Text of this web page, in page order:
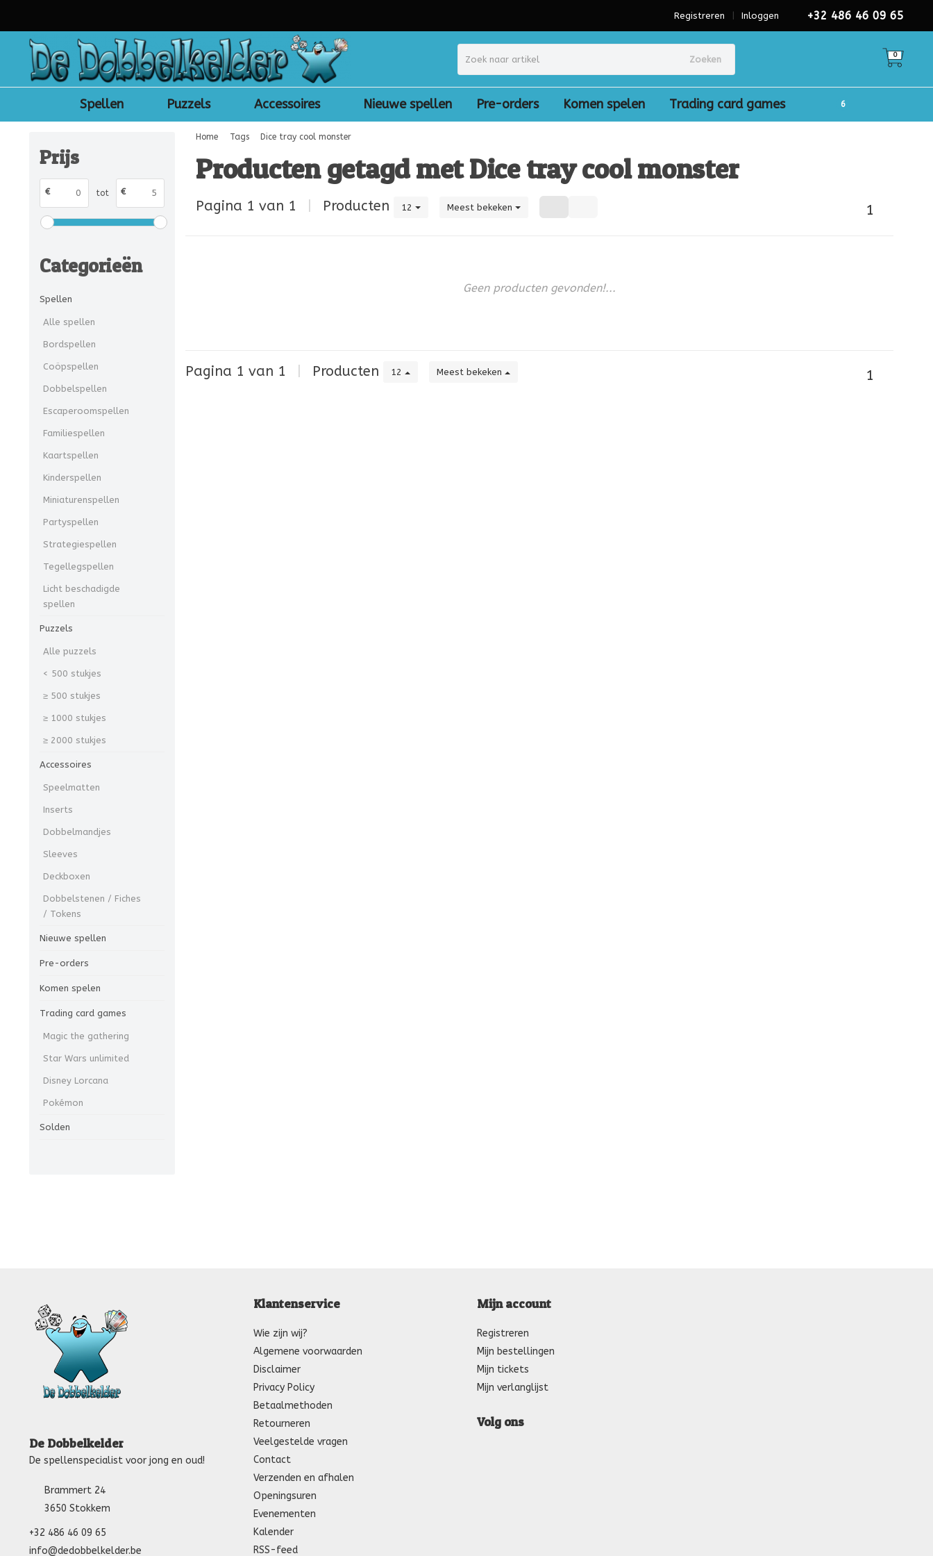
+32 486 46 09 65
Inloggen
Registreren
Zoeken 0
Spellen Puzzels Accessoires Nieuwe spellen Pre-orders Komen spelen Trading card games
Prijs
€ tot €
Categorieën
Spellen
Alle spellen
Bordspellen
Coöpspellen
Dobbelspellen
Escaperoomspellen
Familiespellen
Kaartspellen
Kinderspellen
Miniaturenspellen
Partyspellen
Strategiespellen
Tegellegspellen
Licht beschadigde
spellen
Puzzels
Alle puzzels
< 500 stukjes
≥ 500 stukjes
≥ 1000 stukjes
≥ 2000 stukjes
Accessoires
Speelmatten
Inserts
Dobbelmandjes
Sleeves
Deckboxen
Dobbelstenen / Fiches
/ Tokens
Nieuwe spellen
Pre-orders
Komen spelen
Trading card games
Magic the gathering
Star Wars unlimited
Disney Lorcana
Pokémon
Solden
Home Tags Dice tray cool monster
Producten getagd met Dice tray cool monster
Pagina 1 van 1 Producten 12 Meest bekeken 1
Geen producten gevonden!...
Pagina 1 van 1 Producten 12 Meest bekeken 1
De Dobbelkelder
De spellenspecialist voor jong en oud!
Brammert 24
3650 Stokkem
+32 486 46 09 65
info@dedobbelkelder.be
Klantenservice
Wie zijn wij?
Algemene voorwaarden
Disclaimer
Privacy Policy
Betaalmethoden
Retourneren
Veelgestelde vragen
Contact
Verzenden en afhalen
Openingsuren
Evenementen
Kalender
RSS-feed
Mijn account
Registreren
Mijn bestellingen
Mijn tickets
Mijn verlanglijst
Volg ons